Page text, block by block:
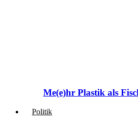
Me(e)hr Plastik als
Politik